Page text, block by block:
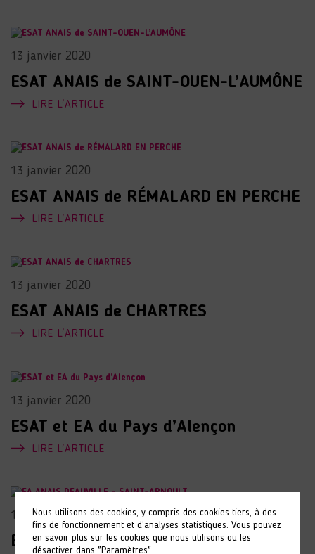
13 janvier 2020
ESAT ANAIS de SAINT-OUEN-L’AUMÔNE
LIRE L'ARTICLE
13 janvier 2020
ESAT ANAIS de RÉMALARD EN PERCHE
LIRE L'ARTICLE
13 janvier 2020
ESAT ANAIS de CHARTRES
LIRE L'ARTICLE
13 janvier 2020
ESAT et EA du Pays d’Alençon
LIRE L'ARTICLE
13 janvier 2020
EA ANAIS DEAUVILLE – SAINT-
Nous utilisons des cookies, y compris des cookies tiers, à des
fins de fonctionnement et d’analyses statistiques. Vous pouvez
en savoir plus sur les cookies que nous utilisons ou les
désactiver dans "Paramètres".